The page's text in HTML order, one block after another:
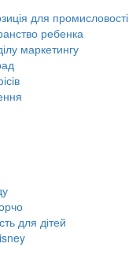
для промисловості
ребенка
маркетингу
для дітей